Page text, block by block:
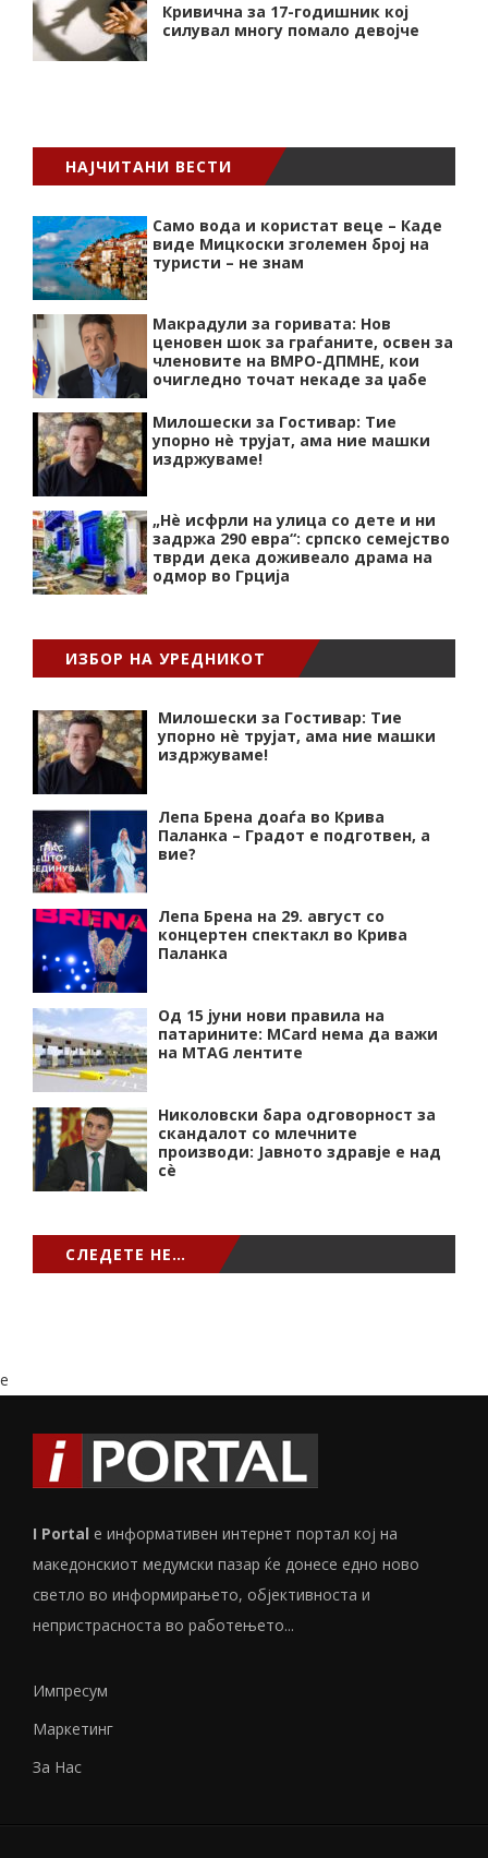
Кривична за 17-годишник кој
силувал многу помало девојче
НАЈЧИТАНИ ВЕСТИ
Само вода и користат веце – Каде
виде Мицкоски зголемен број на
туристи – не знам
Макрадули за горивата: Нов
ценовен шок за граѓаните, освен за
членовите на ВМРО-ДПМНЕ, кои
очигледно точат некаде за џабе
Милошески за Гостивар: Тие
упорно нѐ трујат, ама ние машки
издржуваме!
„Нѐ исфрли на улица со дете и ни
задржа 290 евра“: српско семејство
тврди дека доживеало драма на
одмор во Грција
ИЗБОР НА УРЕДНИКОТ
Милошески за Гостивар: Тие
упорно нѐ трујат, ама ние машки
издржуваме!
Лепа Брена доаѓа во Крива
Паланка – Градот е подготвен, а
вие?
Лепа Брена на 29. август со
концертен спектакл во Крива
Паланка
Од 15 јуни нови правила на
патарините: MCard нема да важи
на MTAG лентите
Николовски бара одговорност за
скандалот со млечните
производи: Јавното здравје е над
сѐ
СЛЕДЕТЕ НЕ…
e
I Portal е информативен интернет портал кој на
македонскиот медумски пазар ќе донесе едно ново
светло во информирањето, објективноста и
непристрасноста во работењето...
Импресум
Маркетинг
За Нас